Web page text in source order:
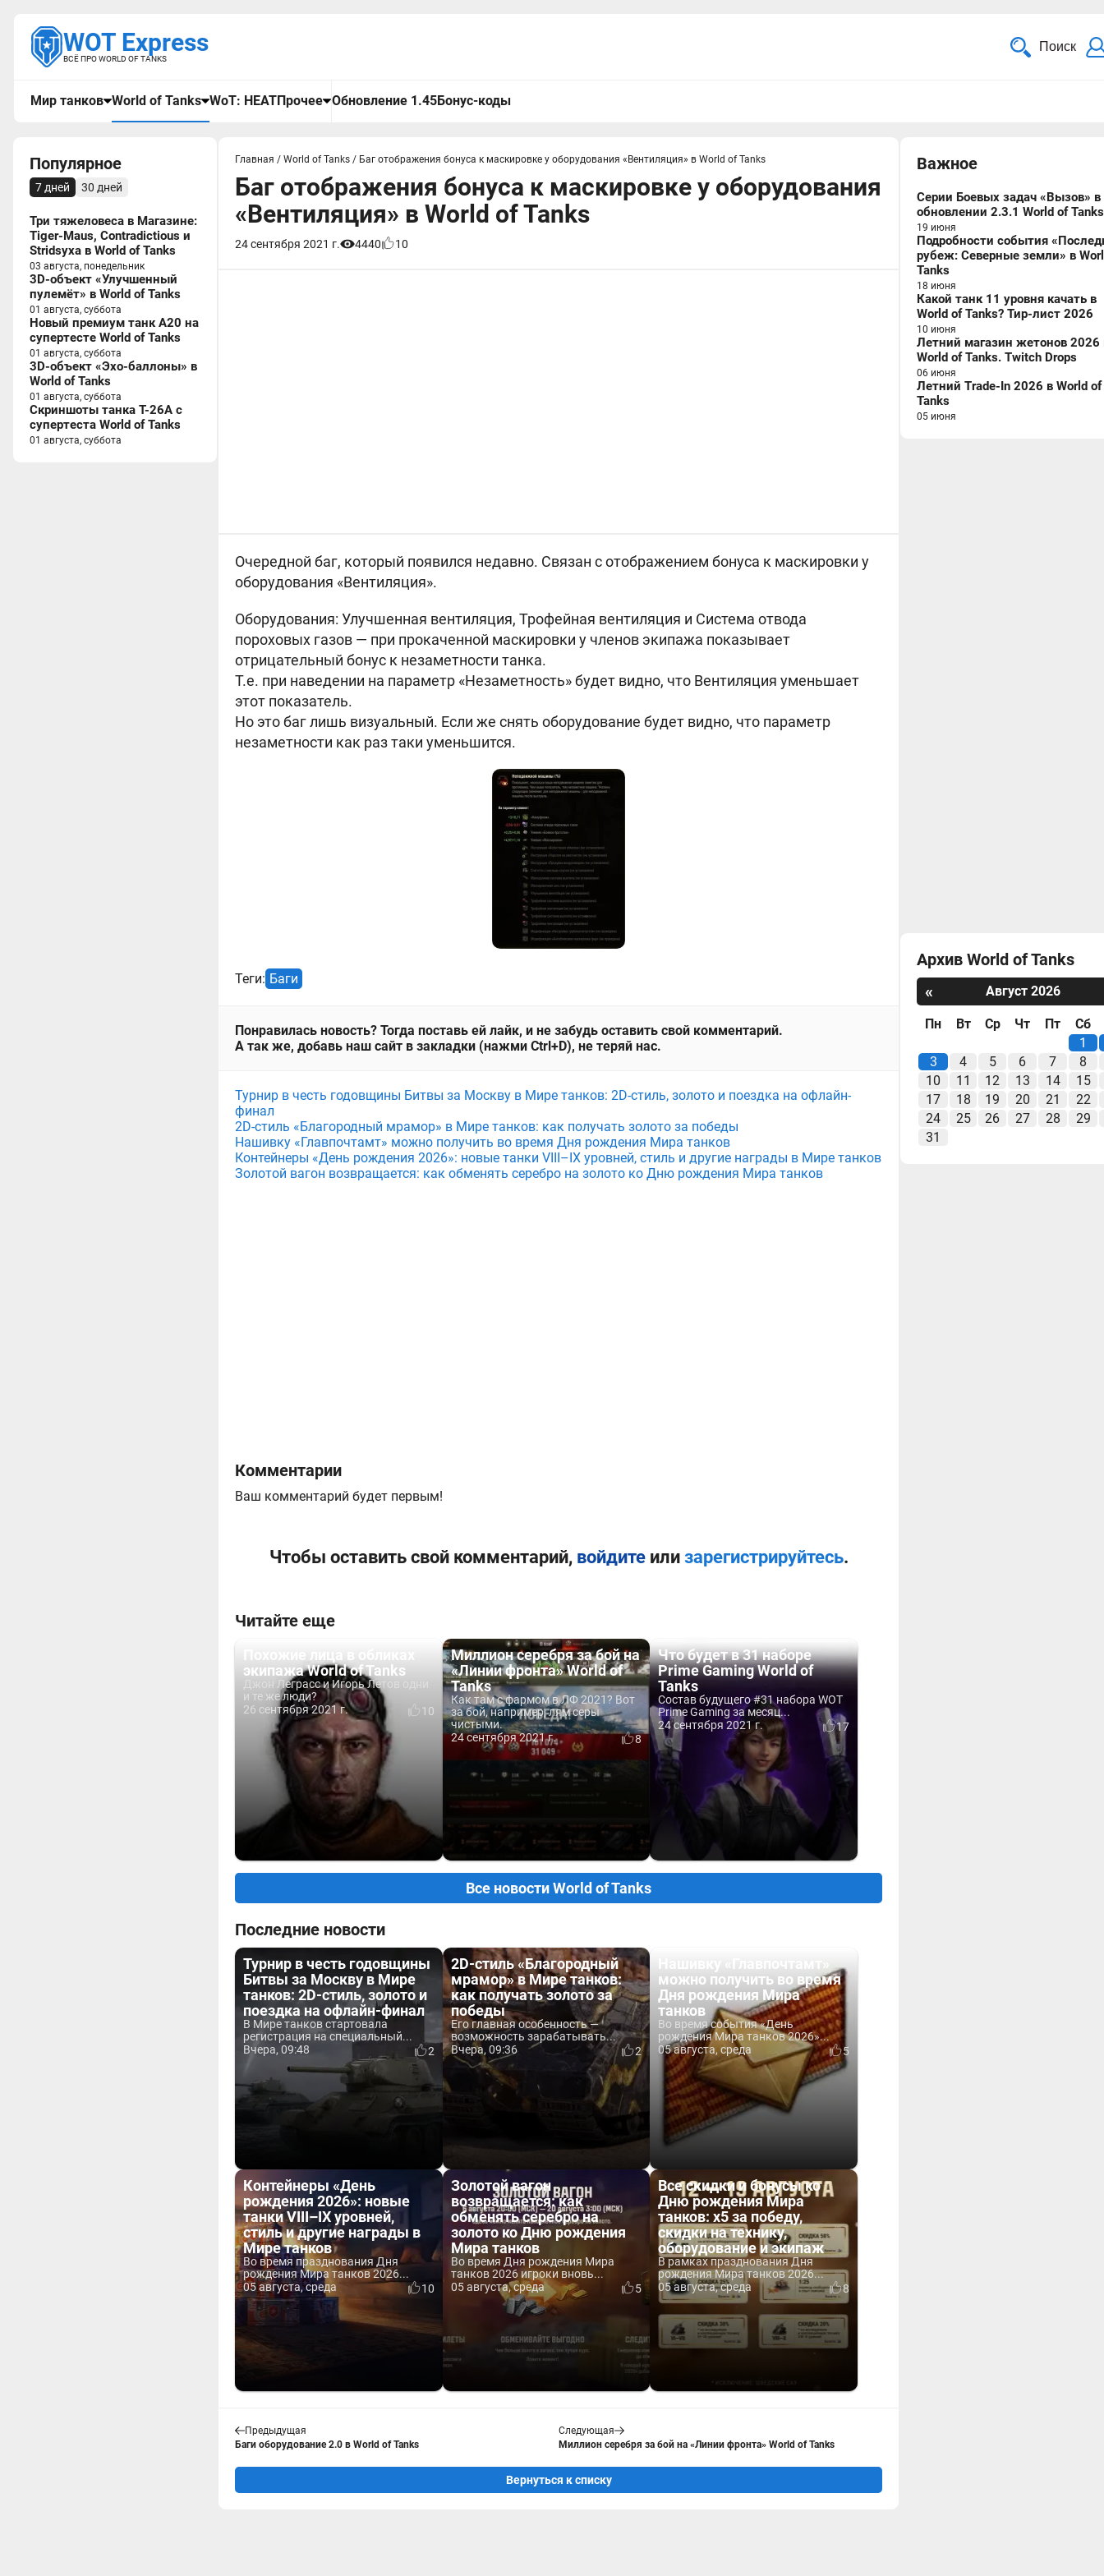
WOT Express
ВСЁ ПРО WORLD OF TANKS
Поиск
Мир танков World of Tanks WoT: HEATПрочее Обновление 1.45Бонус-коды
Популярное
7 дней 30 дней
Три тяжеловеса в Магазине:
Tiger-Maus, Contradictious и
Stridsyxa в World of Tanks
03 августа, понедельник
3D-объект «Улучшенный
пулемёт» в World of Tanks
01 августа, суббота
Новый премиум танк A20 на
супертесте World of Tanks
01 августа, суббота
3D-объект «Эхо-баллоны» в
World of Tanks
01 августа, суббота
Скриншоты танка T-26A с
супертеста World of Tanks
01 августа, суббота
Главная / World of Tanks / Баг отображения бонуса к маскировке у оборудования «Вентиляция» в World of Tanks
Баг отображения бонуса к маскировке у оборудования
«Вентиляция» в World of Tanks
24 сентября 2021 г. 4440 10
Очередной баг, который появился недавно. Связан с отображением бонуса к маскировки у
оборудования «Вентиляция».
Оборудования: Улучшенная вентиляция, Трофейная вентиляция и Система отвода
пороховых газов — при прокаченной маскировки у членов экипажа показывает
отрицательный бонус к незаметности танка.
Т.е. при наведении на параметр «Незаметность» будет видно, что Вентиляция уменьшает
этот показатель.
Но это баг лишь визуальный. Если же снять оборудование будет видно, что параметр
незаметности как раз таки уменьшится.
Теги: Баги
Понравилась новость? Тогда поставь ей лайк, и не забудь оставить свой комментарий.
А так же, добавь наш сайт в закладки (нажми Ctrl+D), не теряй нас.
Турнир в честь годовщины Битвы за Москву в Мире танков: 2D-стиль, золото и поездка на офлайн-
финал
2D-стиль «Благородный мрамор» в Мире танков: как получать золото за победы
Нашивку «Главпочтамт» можно получить во время Дня рождения Мира танков
Контейнеры «День рождения 2026»: новые танки VIII–IX уровней, стиль и другие награды в Мире танков
Золотой вагон возвращается: как обменять серебро на золото ко Дню рождения Мира танков
Комментарии
Ваш комментарий будет первым!
Чтобы оставить свой комментарий, войдитеили зарегистрируйтесь.
Читайте еще
Похожие лица в обликах
экипажа World of Tanks
Джон Леграсс и Игорь Летов одни
и те же люди?
26 сентября 2021 г.
10
Миллион серебря за бой на
«Линии фронта» World of
Tanks
Как там с фармом в ЛФ 2021? Вот
за бой, например, лям серы
чистыми.
24 сентября 2021 г.
8
Что будет в 31 наборе
Prime Gaming World of
Tanks
Состав будущего #31 набора WOT
Prime Gaming за месяц...
24 сентября 2021 г.
17
Все новости World of Tanks
Последние новости
Турнир в честь годовщины
Битвы за Москву в Мире
танков: 2D-стиль, золото и
поездка на офлайн-финал
В Мире танков стартовала
регистрация на специальный...
Вчера, 09:48
2
2D-стиль «Благородный
мрамор» в Мире танков:
как получать золото за
победы
Его главная особенность —
возможность зарабатывать...
Вчера, 09:36
2
Нашивку «Главпочтамт»
можно получить во время
Дня рождения Мира
танков
Во время события «День
рождения Мира танков 2026»...
05 августа, среда
5
Контейнеры «День
рождения 2026»: новые
танки VIII–IX уровней,
стиль и другие награды в
Мире танков
Во время празднования Дня
рождения Мира танков 2026...
05 августа, среда
10
Золотой вагон
возвращается: как
обменять серебро на
золото ко Дню рождения
Мира танков
Во время Дня рождения Мира
танков 2026 игроки вновь...
05 августа, среда
5
Все скидки и бонусы ко
Дню рождения Мира
танков: x5 за победу,
скидки на технику,
оборудование и экипаж
В рамках празднования Дня
рождения Мира танков 2026...
05 августа, среда
8
Предыдущая
Баги оборудование 2.0 в World of Tanks
Следующая
Миллион серебря за бой на «Линии фронта» World of Tanks
Вернуться к списку
Важное
Серии Боевых задач «Вызов» в
обновлении 2.3.1 World of Tanks
19 июня
Подробности события
рубеж: Северные земли» в
Tanks
18 июня
Какой танк 11 уровня качать в
World of Tanks? Тир-лист 2026
10 июня
Летний магазин жетонов 2026
World of Tanks. Twitch Drops
06 июня
Летний Trade-In 2026 в World of
Tanks
05 июня
Архив World of Tanks
«
Август 2026
Пн Вт Ср Чт Пт
Сб
1
3
4 5 6 7
8
10
11 12 13 14
15
17
18 19 20 21
22
24
25 26 27 28
29
31